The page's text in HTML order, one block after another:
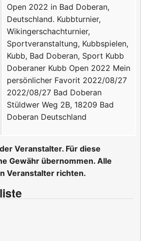
Open 2022 in Bad Doberan,
Deutschland. Kubbturnier,
Wikingerschachturnier,
Sportveranstaltung, Kubbspielen,
Kubb, Bad Doberan, Sport Kubb
Doberaner Kubb Open 2022 Mein
persönlicher Favorit 2022/08/27
2022/08/27 Bad Doberan
Stüldwer Weg 2B, 18209 Bad
Doberan Deutschland
Veranstalter. Für diese
Gewähr übernommen. Alle
Veranstalter richten.